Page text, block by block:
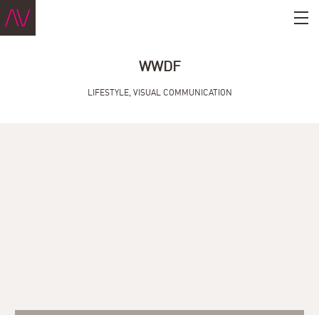
WWDF
LIFESTYLE, VISUAL COMMUNICATION